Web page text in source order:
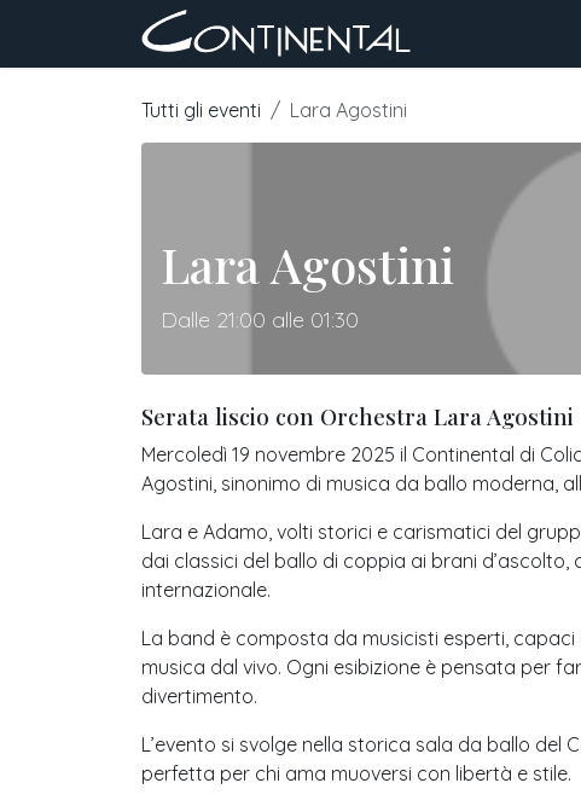
Passa al contenuto
Tutti gli eventi Lara Agostini
Lara Agostini
Dalle 21:00 alle 01:30
Serata liscio con Orchestra Lara Agostini
Mercoledì 19 novembre 2025 il Continental di
Agostini, sinonimo di musica da ballo moderna,
Lara e Adamo, volti storici e carismatici del
dai classici del ballo di coppia ai brani
internazionale.
La band è composta da musicisti esperti,
musica dal vivo. Ogni esibizione è pensata per
divertimento.
L’evento si svolge nella storica sala da ballo
perfetta per chi ama muoversi con libertà e stile.